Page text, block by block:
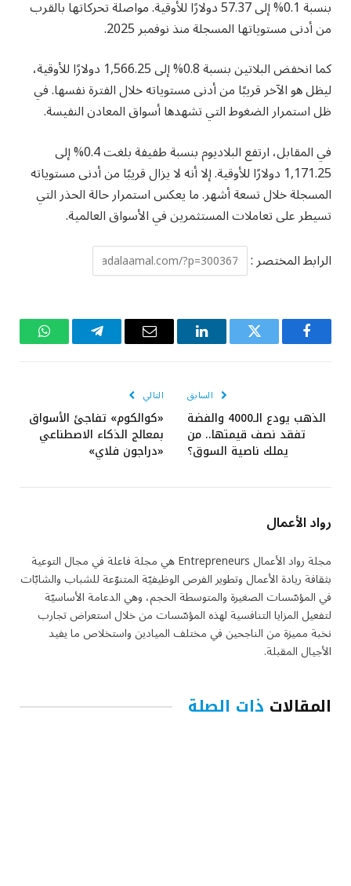
بنسبة 0.1% إلى 57.37 دولارًا للأوقية. مواصلة تحركاتها بالقرب
من أدنى مستوياتها المسجلة منذ نوفمبر 2025.
كما انخفض البلاتين بنسبة 0.8% إلى 1,566.25 دولارًا للأوقية،
ليظل هو الآخر قريبًا من أدنى مستوياته خلال الفترة نفسها. في
ظل استمرار الضغوط التي تشهدها أسواق المعادن النفيسة.
في المقابل، ارتفع البلاديوم بنسبة طفيفة بلغت 0.4% إلى
1,171.25 دولارًا للأوقية. إلا أنه لا يزال قريبًا من أدنى مستوياته
المسجلة خلال تسعة أشهر. ما يعكس استمرار حالة الحذر التي
تسيطر على تعاملات المستثمرين في الأسواق العالمية.
الرابط المختصر :
فيسبوك تويتر لينكدإن
البريد
تيلقرام واتساب
السابق
الذهب يودع الـ4000 والفضة
تفقد نصف قيمتها.. من
يملك ناصية السوق؟
التالي
«كوالكوم» تفاجئ الأسواق
بمعالج الذكاء الاصطناعي
«دراجون فلاي»
رواد الأعمال
مجلة رواد الأعمال Entrepreneurs هي مجلة فاعلة في مجال التوعية
بثقافة ريادة الأعمال وتطوير الفرص الوظيفيّة المتنوّعة للشباب والشابّات
في المؤسّسات الصغيرة والمتوسطة الحجم، وهي الدعامة الأساسيّة
لتفعيل المزايا التنافسية لهذه المؤسّسات من خلال استعراض تجارب
نخبة مميزة من الناجحين في مختلف الميادين واستخلاص ما يفيد
الأجيال المقبلة.
المقالات ذات الصلة